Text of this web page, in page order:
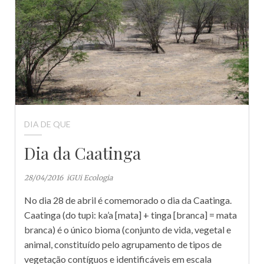
DIA DE QUE
Dia da Caatinga
28/04/2016 iGUi Ecologia
No dia 28 de abril é comemorado o dia da Caatinga.
Caatinga (do tupi: ka’a [mata] + tinga [branca] = mata
branca) é o único bioma (conjunto de vida, vegetal e
animal, constituído pelo agrupamento de tipos de
vegetação contíguos e identificáveis em escala